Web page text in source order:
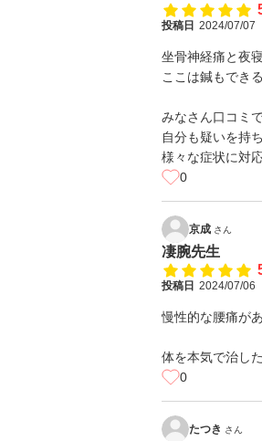
投稿日 2024/07/07
坐骨神経痛と夜
ここは鍼もでき
みなさん口コミ
自分も疑いを持
様々な症状に対
0
京成 さん
凄腕先生
投稿日 2024/07/06
慢性的な腰痛が
体を本気で治し
0
たつき さん